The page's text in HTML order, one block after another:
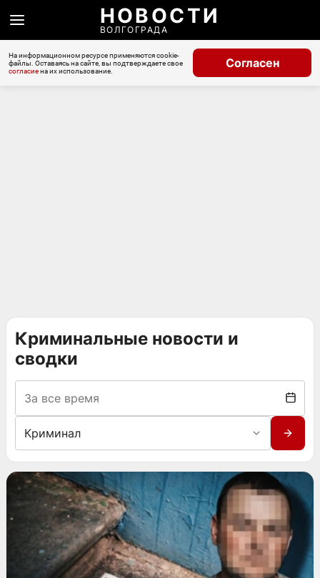
НОВОСТИ
ВОЛГОГРАДА
На информационном ресурсе применяются cookie-
файлы. Оставаясь на сайте, вы подтверждаете свое
согласиена их использование.
Согласен
Криминальные новости и
сводки